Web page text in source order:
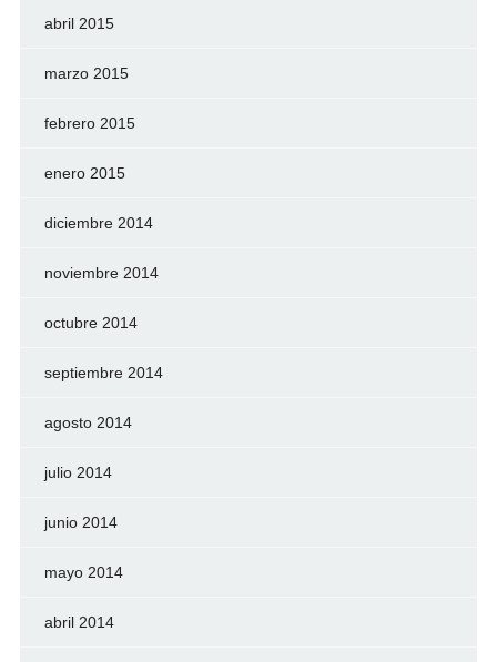
abril 2015
marzo 2015
febrero 2015
enero 2015
diciembre 2014
noviembre 2014
octubre 2014
septiembre 2014
agosto 2014
julio 2014
junio 2014
mayo 2014
abril 2014